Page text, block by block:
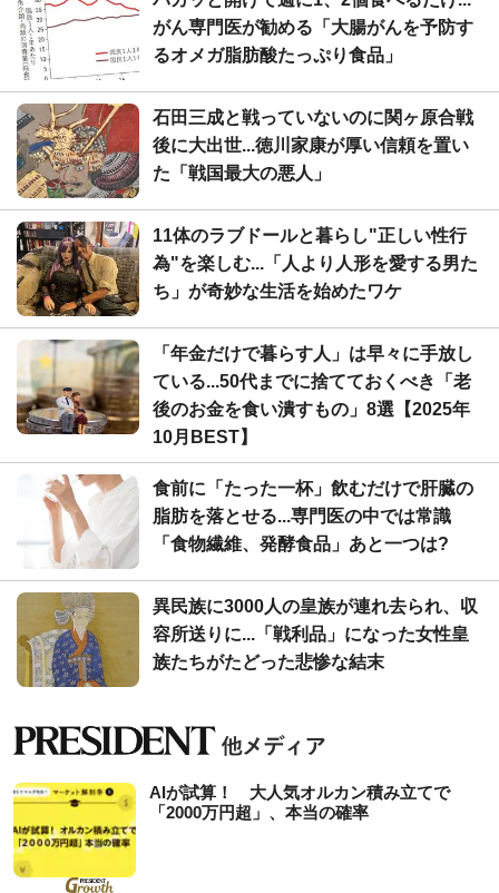
がん専門医が勧める「大腸がんを予防す
るオメガ脂肪酸たっぷり食品」
石田三成と戦っていないのに関ヶ原合戦
後に大出世...徳川家康が厚い信頼を置い
た「戦国最大の悪人」
11体のラブドールと暮らし"正しい性行
為"を楽しむ...「人より人形を愛する男た
ち」が奇妙な生活を始めたワケ
「年金だけで暮らす人」は早々に手放し
ている...50代までに捨てておくべき「老
後のお金を食い潰すもの」8選【2025年
10月BEST】
食前に「たった一杯」飲むだけで肝臓の
脂肪を落とせる...専門医の中では常識
「食物繊維、発酵食品」あと一つは?
異民族に3000人の皇族が連れ去られ、収
容所送りに...「戦利品」になった女性皇
族たちがたどった悲惨な結末
AIが試算！ 大人気オルカン積み立てで
「2000万円超」、本当の確率